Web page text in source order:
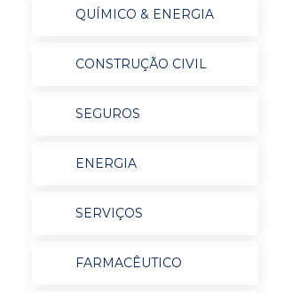
QUÍMICO & ENERGIA
CONSTRUÇÃO CIVIL
SEGUROS
ENERGIA
SERVIÇOS
FARMACÊUTICO